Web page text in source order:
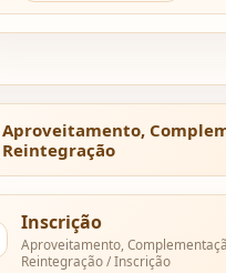
Aproveitamento,
Reintegração
Inscrição
Aproveitamento,
Reintegração / Inscrição